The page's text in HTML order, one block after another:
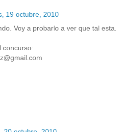
19 octubre, 2010
Voy a probarlo a ver que tal esta.
concurso: